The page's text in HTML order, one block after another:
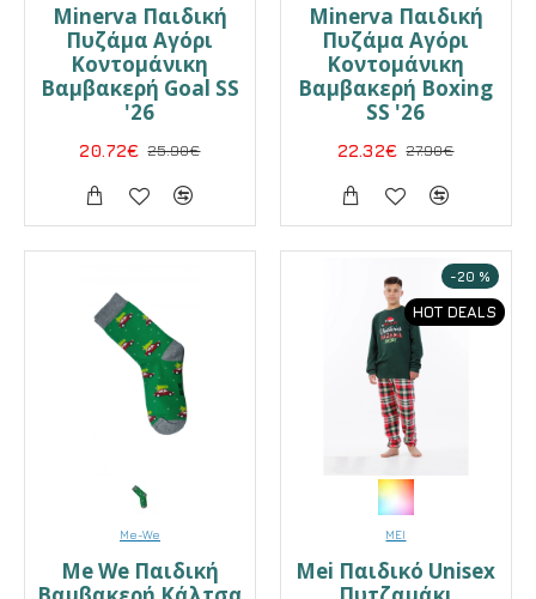
Minerva Παιδική
Πυζάμα Αγόρι
Κοντομάνικη
Βαμβακερή Goal SS
'26
20.72€ 25.90€
Minerva Παιδική
Πυζάμα Αγόρι
Κοντομάνικη
Βαμβακερή Boxing
SS '26
22.32€ 27.90€
Me-We
Me We Παιδική
HOT DEALS
-20 %
MEI
Mei Παιδικό Unisex